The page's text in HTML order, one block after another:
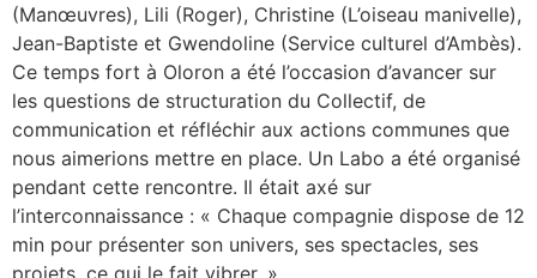
(Manœuvres), Lili (Roger), Christine (L’oiseau manivelle),
Jean-Baptiste et Gwendoline (Service culturel d’Ambès).
Ce temps fort à Oloron a été l’occasion d’avancer sur
les questions de structuration du Collectif, de
communication et réfléchir aux actions communes que
nous aimerions mettre en place. Un Labo a été organisé
pendant cette rencontre. Il était axé sur
l’interconnaissance : « Chaque compagnie dispose de 12
min pour présenter son univers, ses spectacles, ses
projets, ce qui le fait vibrer. »